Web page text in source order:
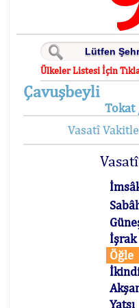
Ülkeler Listesi İçin
Çavuşbeyli
Vasatî
İşrak
Öğle
Yatsı